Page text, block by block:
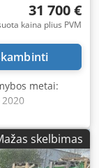
31 700 €
kaina plius PVM
metai:
2020
service Year:
48.5 kW
ready for
PLN Gross
skelbimas